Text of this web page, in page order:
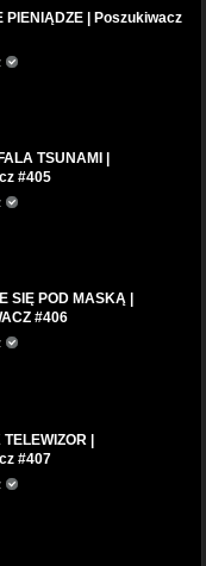
PIENIĄDZE | Poszukiwacz
TSUNAMI |
#405
SIĘ POD MASKĄ |
#406
|
#407